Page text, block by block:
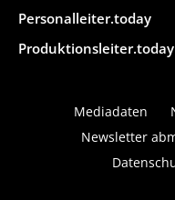
Personalleiter.today
Produktionsleiter.today
Mediadaten
Newsletter